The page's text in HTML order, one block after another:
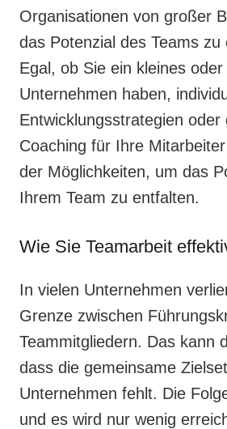
Organisationen von großer
das Potenzial des Teams zu
Egal, ob Sie ein kleines
Unternehmen haben,
Entwicklungsstrategien oder
Coaching für Ihre
der Möglichkeiten, um das
Ihrem Team zu entfalten.
Wie Sie Teamarbeit
In vielen Unternehmen
Grenze zwischen
Teammitgliedern. Das kann
dass die gemeinsame
Unternehmen fehlt. Die
und es wird nur wenig